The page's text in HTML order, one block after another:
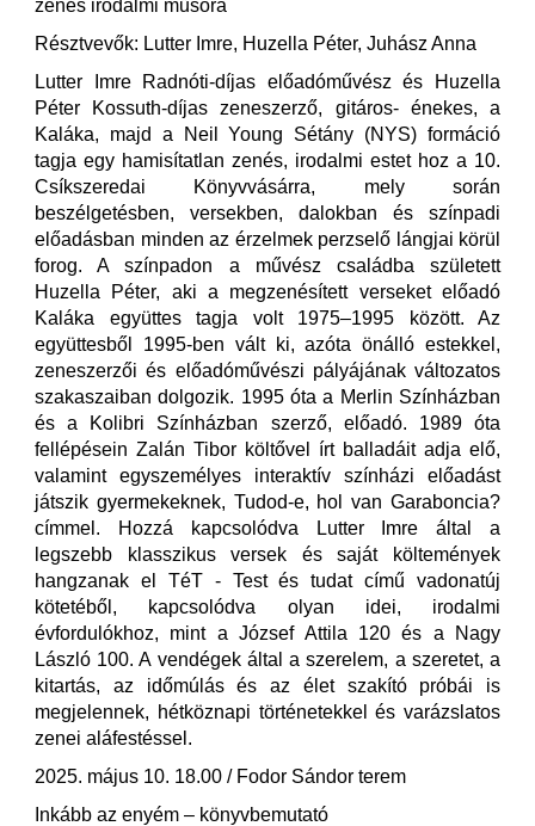
zenés irodalmi műsora
Résztvevők: Lutter Imre, Huzella Péter, Juhász Anna
Lutter Imre Radnóti-díjas előadóművész és Huzella
Péter Kossuth-díjas zeneszerző, gitáros- énekes, a
Kaláka, majd a Neil Young Sétány (NYS) formáció
tagja egy hamisítatlan zenés, irodalmi estet hoz a 10.
Csíkszeredai Könyvvásárra, mely során
beszélgetésben, versekben, dalokban és színpadi
előadásban minden az érzelmek perzselő lángjai körül
forog. A színpadon a művész családba született
Huzella Péter, aki a megzenésített verseket előadó
Kaláka együttes tagja volt 1975–1995 között. Az
együttesből 1995-ben vált ki, azóta önálló estekkel,
zeneszerzői és előadóművészi pályájának változatos
szakaszaiban dolgozik. 1995 óta a Merlin Színházban
és a Kolibri Színházban szerző, előadó. 1989 óta
fellépésein Zalán Tibor költővel írt balladáit adja elő,
valamint egyszemélyes interaktív színházi előadást
játszik gyermekeknek, Tudod-e, hol van Garaboncia?
címmel. Hozzá kapcsolódva Lutter Imre által a
legszebb klasszikus versek és saját költemények
hangzanak el TéT - Test és tudat című vadonatúj
kötetéből, kapcsolódva olyan idei, irodalmi
évfordulókhoz, mint a József Attila 120 és a Nagy
László 100. A vendégek által a szerelem, a szeretet, a
kitartás, az időmúlás és az élet szakító próbái is
megjelennek, hétköznapi történetekkel és varázslatos
zenei aláfestéssel.
2025. május 10. 18.00 / Fodor Sándor terem
Inkább az enyém – könyvbemutató